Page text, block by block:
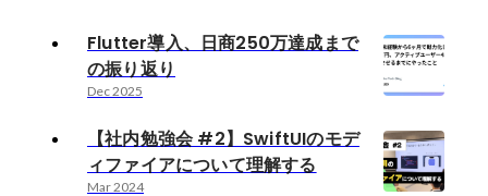
Flutter導入、日商250万達成まで
の振り返り
Dec 2025
【社内勉強会 #2】SwiftUIのモデ
ィファイアについて理解する
Mar 2024